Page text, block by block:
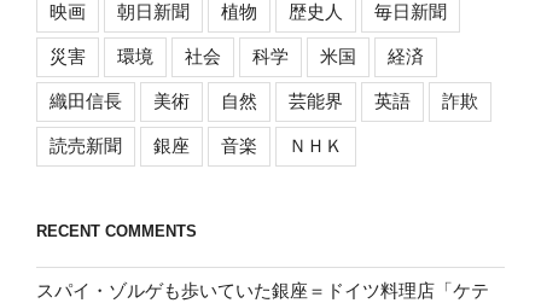
映画 朝日新聞 植物 歴史人 毎日新聞
災害 環境 社会 科学 米国 経済
織田信長 美術 自然 芸能界 英語 詐欺
読売新聞 銀座 音楽 ＮＨＫ
RECENT COMMENTS
スパイ・ゾルゲも歩いていた銀座＝ドイツ料理店「ケテ